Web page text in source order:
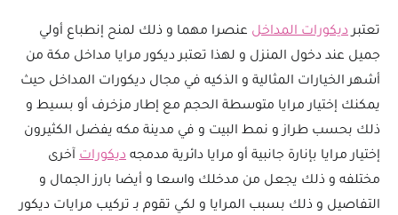
تعتبرديكورات المداخل عنصرا مهما و ذلك لمنح إنطباع أولي
جميل عند دخول المنزل و لهذا تعتبر ديكور مرايا مداخل مكة من
أشهر الخيارات المثالية و الذكيه في مجال ديكورات المداخل حيث
يمكنك إختيار مرايا متوسطة الحجم مع إطار مزخرف أو بسيط و
ذلك بحسب طراز و نمط البيت و في مدينة مكه يفضل الكثيرون
إختيار مرايا بإنارة جانبية أو مرايا دائرية مدمجه ديكورات آخرى
مختلفه و ذلك يجعل من مدخلك واسعا و أيضا بارز الجمال و
التفاصيل و ذلك بسبب المرايا و لكي تقوم بـ تركيب مرايات ديكور